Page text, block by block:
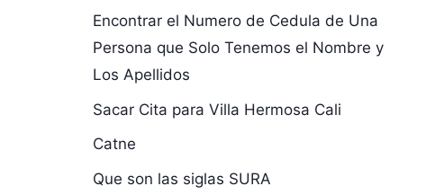
Encontrar el Numero de Cedula de Una
Persona que Solo Tenemos el Nombre y
Los Apellidos
Sacar Cita para Villa Hermosa Cali
Catne
Que son las siglas SURA